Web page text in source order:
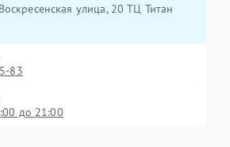
улица, 20 ТЦ Титан
83
до 21:00